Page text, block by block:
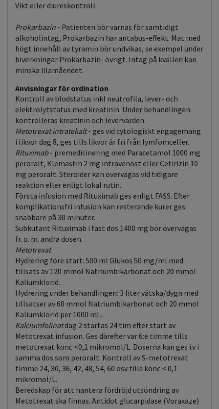
Vikt eller diureskontroll.
Prokarbazin - Patienten bör varnas för samtidigt
alkoholintag, Prokarbazin har antabus-effekt. Mat med
högt innehåll av tyramin bör undvikas, se exempel under
biverkningar Prokarbazin- övrigt. Intag på kvällen kan
minska illamåendet.
Anvisningar för ordination
Kontroll av blodstatus inkl neutrofila, lever- och
elektrolytstatus med kreatinin. Under behandlingen
kontrolleras kreatinin och levervärden.
Metotrexat intratekalt- ges vid cytologiskt engagemang
i likvor dag 8, ges tills likvor är fri från lymfomceller.
Rituximab- premedicinering med Paracetamol 1000 mg
peroralt, Klemastin 2 mg intravenöst eller Cetirizin 10
mg peroralt. Steroider kan övervägas vid tidigare
reaktion eller enligt lokal rutin.
Första infusion med Rituximab ges enligt FASS. Efter
komplikationsfri infusion kan resterande kurer ges
snabbare på 30 minuter.
Subkutant Rituximab i fast dos 1400 mg bör övervägas
fr. o. m. andra dosen.
Metotrexat
Hydrering före start: 500 ml Glukos 50 mg/ml med
tillsats av 120 mmol Natriumbikarbonat och 20 mmol
Kaliumklorid.
Hydrering under behandlingen: 3 liter vätska/dygn med
tillsatser av 60 mmol Natriumbikarbonat och 20 mmol
Kaliumklorid per 1000 mL.
Kalciumfolinatdag 2 startas 24 tim efter start av
Metotrexat infusion. Ges därefter var 6:e timme tills
metotrexat konc <0,1 mikromol/L. Doserna kan ges i.v i
samma dos som peroralt. Kontroll av S-metotrexat
timme 24, 30, 36, 42, 48, 54, 60 osv tills konc < 0,1
mikromol/L.
Beredskap för att hantera fördröjd utsöndring av
Metotrexat ska finnas. Antidot glucarpidase (Voraxaze)